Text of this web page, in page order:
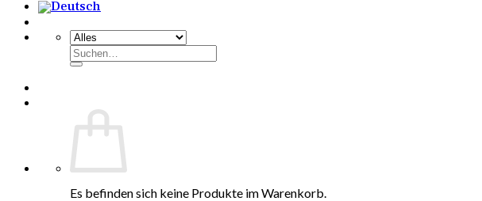
Suchen
nach:
Es befinden sich keine Produkte im Warenkorb.